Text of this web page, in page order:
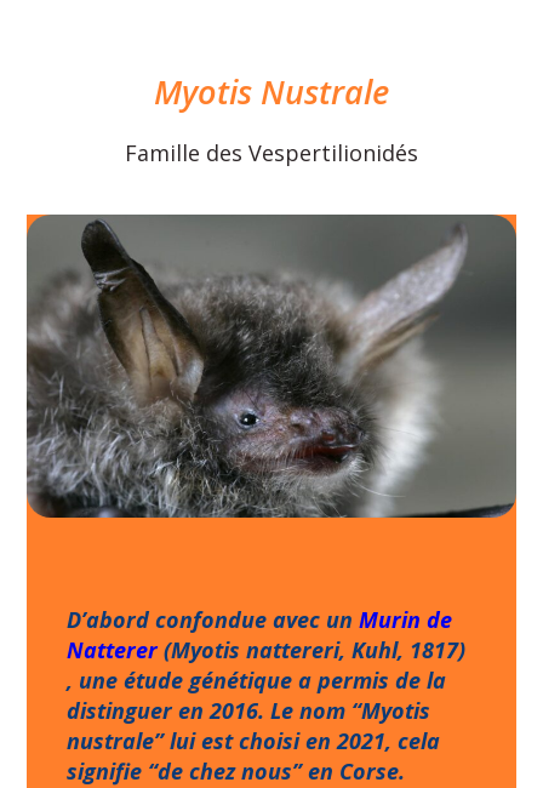
Myotis Nustrale
Famille des Vespertilionidés
D’abord confondue avec un Murin de
Natterer(Myotis nattereri, Kuhl, 1817)
, une étude génétique a permis de la
distinguer en 2016. Le nom “Myotis
nustrale” lui est choisi en 2021, cela
signifie “de chez nous” en Corse.